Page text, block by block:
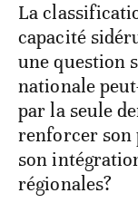
La
capacité
une question
nationale
par la seule
renforcer son
son
régionales?